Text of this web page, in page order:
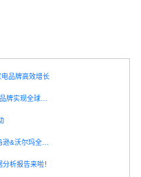
品牌高效增长
析报告来啦！